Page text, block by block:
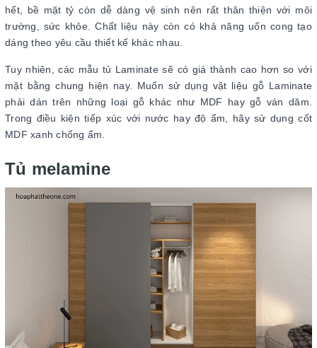
hết, bề mặt tỷ còn dễ dàng vệ sinh nên rất thân thiện với môi
trường, sức khỏe. Chất liệu này còn có khả năng uốn cong tạo
dáng theo yêu cầu thiết kế khác nhau.
Tuy nhiên, các mẫu tủ Laminate sẽ có giá thành cao hơn so với
mặt bằng chung hiện nay. Muốn sử dụng vật liệu gỗ Laminate
phải dán trên những loại gỗ khác như MDF hay gỗ ván dăm.
Trong điều kiện tiếp xúc với nước hay độ ẩm, hãy sử dụng cốt
MDF xanh chống ẩm.
Tủ melamine